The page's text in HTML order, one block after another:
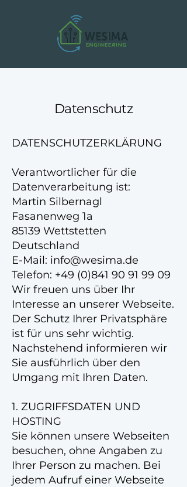
Datenschutz
DATENSCHUTZERKLÄRUNG
Verantwortlicher für die
Datenverarbeitung ist:
Martin Silbernagl
Fasanenweg 1a
85139 Wettstetten
Deutschland
E-Mail: info@wesima.de
Telefon: +49 (0)841 90 91 99 09
Wir freuen uns über Ihr
Interesse an unserer Webseite.
Der Schutz Ihrer Privatsphäre
ist für uns sehr wichtig.
Nachstehend informieren wir
Sie ausführlich über den
Umgang mit Ihren Daten.
1. ZUGRIFFSDATEN UND
HOSTING
Sie können unsere Webseiten
besuchen, ohne Angaben zu
Ihrer Person zu machen. Bei
jedem Aufruf einer Webseite